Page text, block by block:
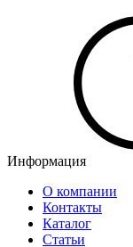
Информация
О компании
Контакты
Каталог
Статьи